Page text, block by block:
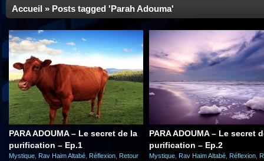
Accueil » Posts tagged 'Parah Adouma'
PARA ADOUMA – Le secret de la
purification – Ep.1
Mystique Rav Haim Altabé Réflexion Retour
PARA ADOUMA – Le secret
purification – Ep.2
Mystique Rav Haim Altabé Réflexion